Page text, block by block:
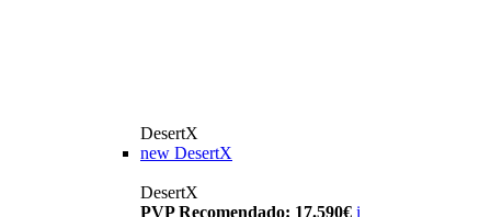
DesertX
new DesertX
DesertX
PVP Recomendado: 17.590€ i